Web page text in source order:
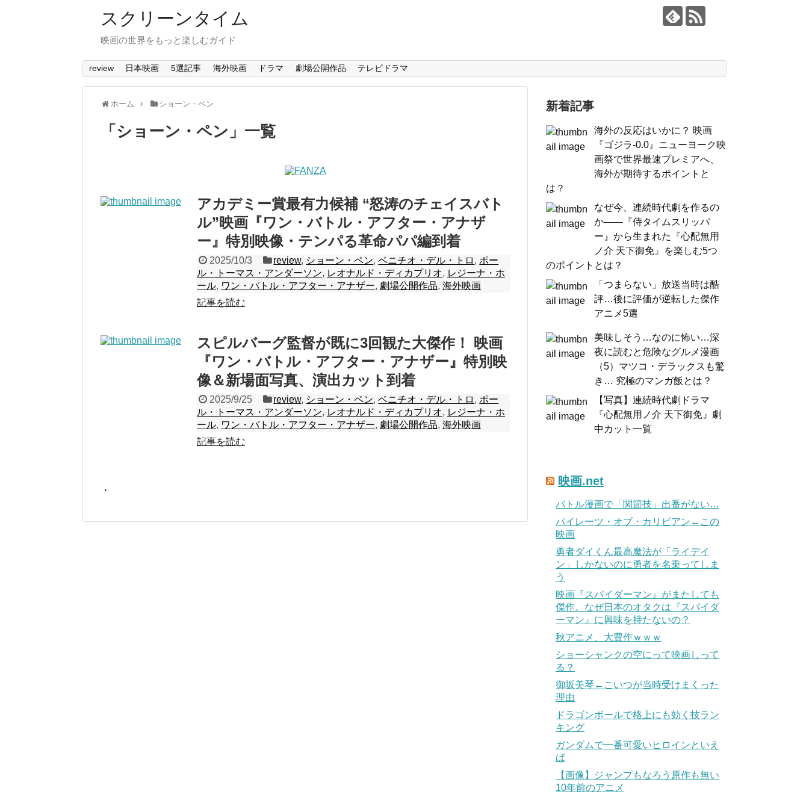
スクリーンタイム
映画の世界をもっと楽しむガイド
review 日本映画 5選記事 海外映画 ドラマ 劇場公開作品 テレビドラマ
ホーム ショーン・ペン
「 ショーン・ペン 」 一覧
アカデミー賞最有力候補 “怒涛のチェイスバト
ル”映画『ワン・バトル・アフター・アナザ
ー』特別映像・テンパる革命パパ編到着
2025/10/3 review, ショーン・ペン,ベニチオ・デル・トロ , ポー
ル・トーマス・アンダーソン, レオナルド・ディカプリオ, レジーナ・ホ
ール, ワン・バトル・アフター・アナザー, 劇場公開作品, 海外映画
記事を読む
スピルバーグ監督が既に3回観た大傑作！ 映画
『ワン・バトル・アフター・アナザー』特別映
像＆新場面写真、演出カット到着
2025/9/25 review, ショーン・ペン,ベニチオ・デル・トロ , ポー
ル・トーマス・アンダーソン, レオナルド・ディカプリオ, レジーナ・ホ
ール, ワン・バトル・アフター・アナザー, 劇場公開作品, 海外映画
記事を読む
・
新着記事
海外の反応はいかに？ 映画
『ゴジラ-0.0』ニューヨーク映
画祭で世界最速プレミアへ、
海外が期待するポイントと
は？
なぜ今、連続時代劇を作るの
か――『侍タイムスリッパ
ー』から生まれた『心配無用
ノ介 天下御免』を楽しむ5つ
のポイントとは？
「つまらない」放送当時は酷
評…後に評価が逆転した傑作
アニメ5選
美味しそう…なのに怖い…深
夜に読むと危険なグルメ漫画
（5）マツコ・デラックスも驚
き… 究極のマンガ飯とは？
【写真】連続時代劇ドラマ
『心配無用ノ介 天下御免』劇
中カット一覧
映画.net
バトル漫画で「関節技」出番がない…
パイレーツ・オブ・カリビアン←この
映画
勇者ダイくん最高魔法が「ライデイ
ン」しかないのに勇者を名乗ってしま
う
映画『スパイダーマン』がまたしても
傑作。なぜ日本のオタクは『スパイダ
ーマン』に興味を持たないの？
秋アニメ、大豊作ｗｗｗ
ショーシャンクの空にって映画しって
る？
御坂美琴←こいつが当時受けまくった
理由
ドラゴンボールで格上にも効く技ラン
キング
ガンダムで一番可愛いヒロインといえ
ば
【画像】ジャンプもなろう原作も無い
10年前のアニメ